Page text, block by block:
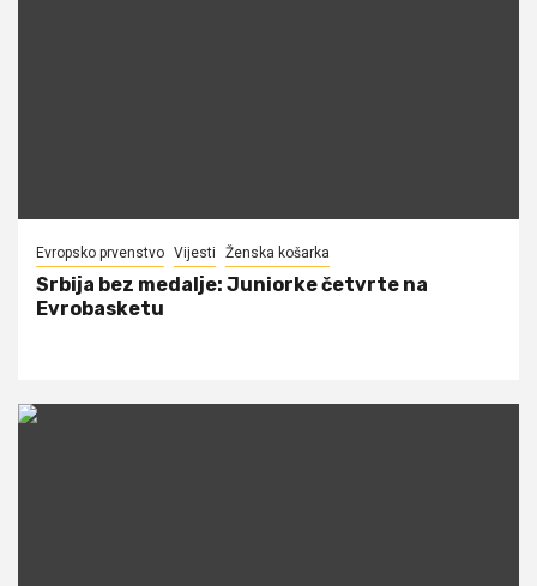
Evropsko prvenstvo Vijesti Ženska košarka
Srbija bez medalje: Juniorke četvrte na
Evrobasketu